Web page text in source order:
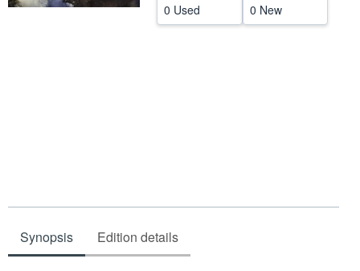
0 Used 0 New
Synopsis Edition details